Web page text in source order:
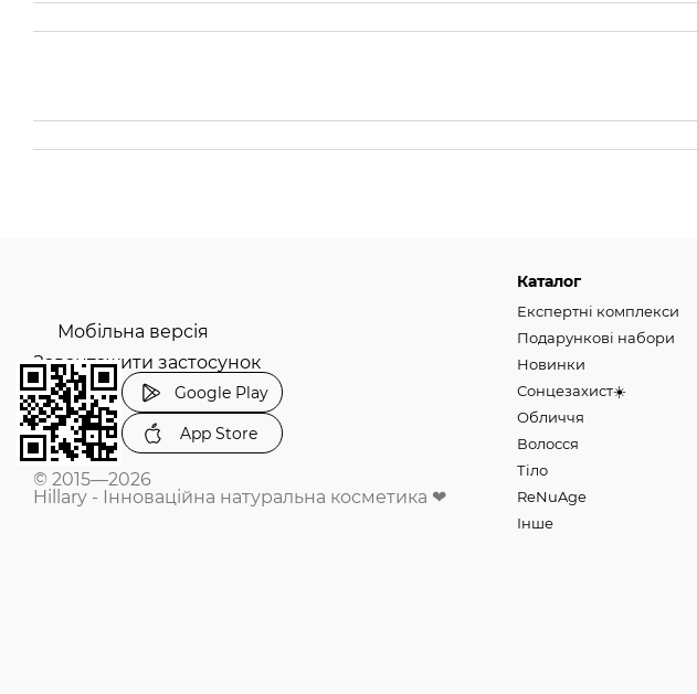
Мобільна версія
Завантажити застосунок
Google Play
App Store
© 2015—2026
Hillary - Інноваційна натуральна косметика ❤
Каталог
Експертні комплекси
Подарункові набори
Новинки
Сонцезахист☀️
Обличчя
Волосся
Тіло
ReNuAge
Інше